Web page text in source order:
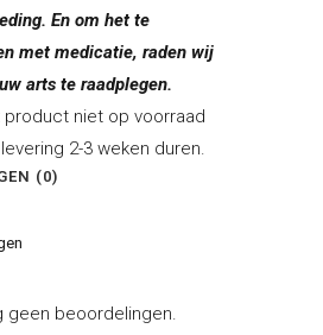
En om het te
met medicatie, raden wij
arts te raadplegen.
product niet op voorraad
2-3 weken duren.
(0)
geen beoordelingen.